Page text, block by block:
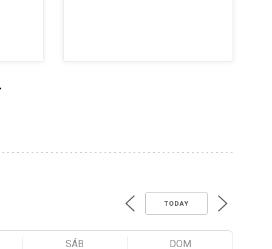
TODAY
SÁB DOM